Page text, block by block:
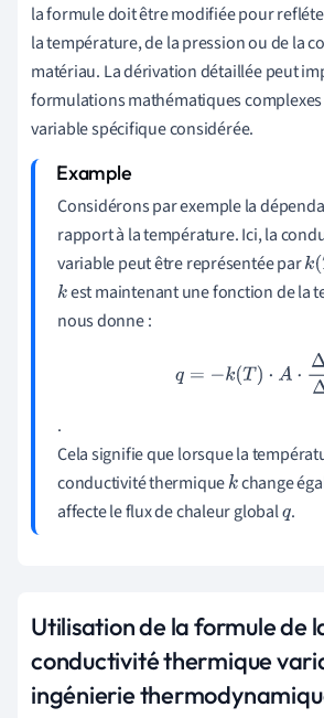
la formule doit être modifiée pour
la température, de la pression ou de la
matériau. La dérivation détaillée peut
formulations mathématiques
variable spécifique considérée.
Considérons par exemple la
rapport à la température. Ici, la
variable peut être représentée park(
kest maintenant une fonction de la
nous donne :
q=−k(T)⋅ A ΔTΔx
.
Cela signifie que lorsque la
conductivité thermiquekchange
affecte le flux de chaleur globalq.
Utilisation de la formule de
conductivité thermique
ingénierie